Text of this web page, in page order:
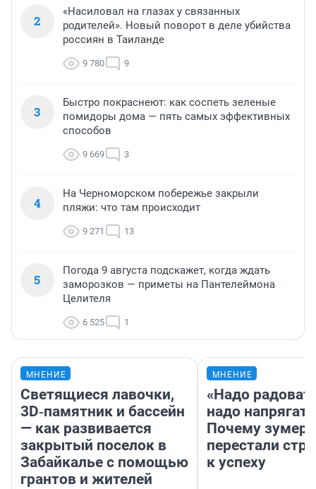
2
«Насиловал на глазах у связанных
родителей». Новый поворот в деле убийства
россиян в Таиланде
9 780 9
3
Быстро покраснеют: как соспеть зеленые
помидоры дома — пять самых эффективных
способов
9 669 3
4
На Черноморском побережье закрыли
пляжи: что там происходит
9 271 13
5
Погода 9 августа подскажет, когда ждать
заморозков — приметы на Пантелеймона
Целителя
6 525 1
МНЕНИЕ
Светящиеся лавочки,
3D‑памятник и бассейн
— как развивается
закрытый поселок в
Забайкалье с помощью
грантов и жителей
МНЕНИЕ
«Надо
надо
Почему
перестали
к успеху